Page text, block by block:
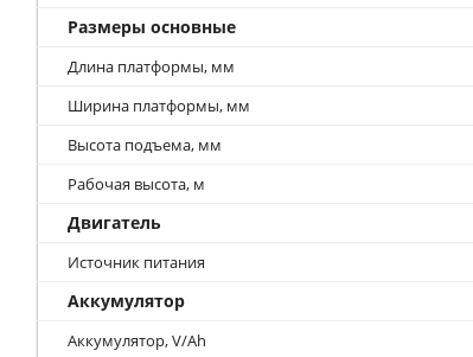
Размеры основные
Длина платформы, мм
Ширина платформы, мм
Высота подъема, мм
Рабочая высота, м
Двигатель
Источник питания
Аккумулятор
Аккумулятор, V/Ah